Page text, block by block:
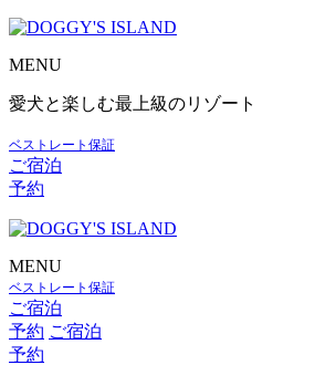
MENU
愛犬と楽しむ最上級のリゾート
ベストレート保証
ご宿泊
予約
MENU
ベストレート保証
ご宿泊
予約 ご宿泊
予約